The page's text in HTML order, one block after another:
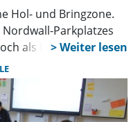
Hol- und Bringzone.
Parkplatzes
als Lagerfläche für
sollen im ersten
Beginn war für die
aber nichts. Es ist